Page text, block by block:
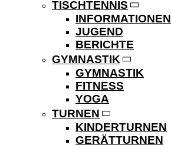
TISCHTENNIS
INFORMATIONEN
JUGEND
BERICHTE
GYMNASTIK
GYMNASTIK
FITNESS
YOGA
TURNEN
KINDERTURNEN
GERÄTTURNEN